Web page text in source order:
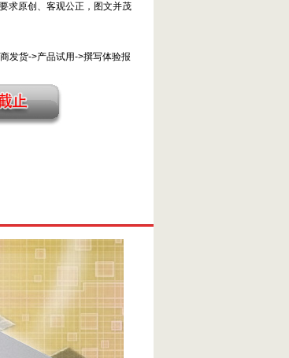
求原创、客观公正，图文并茂
发货->产品试用->撰写体验报